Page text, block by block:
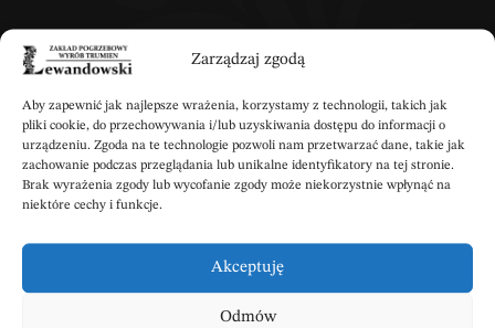
Zarządzaj zgodą
Aby zapewnić jak najlepsze wrażenia, korzystamy z technologii, takich jak
pliki cookie, do przechowywania i/lub uzyskiwania dostępu do informacji o
urządzeniu. Zgoda na te technologie pozwoli nam przetwarzać dane, takie jak
zachowanie podczas przeglądania lub unikalne identyfikatory na tej stronie.
Brak wyrażenia zgody lub wycofanie zgody może niekorzystnie wpłynąć na
niektóre cechy i funkcje.
Akceptuję
Odmów
Wpisz swoje kondolencje